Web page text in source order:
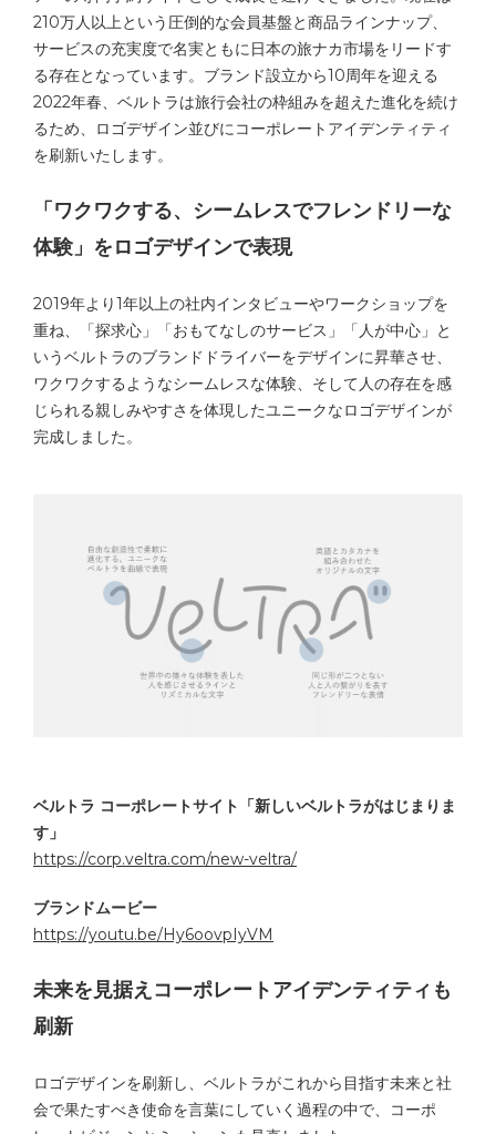
210万人以上という圧倒的な会員基盤と商品ラインナップ、
サービスの充実度で名実ともに日本の旅ナカ市場をリードす
る存在となっています。ブランド設立から10周年を迎える
2022年春、ベルトラは旅行会社の枠組みを超えた進化を続け
るため、ロゴデザイン並びにコーポレートアイデンティティ
を刷新いたします。
「ワクワクする、シームレスでフレンドリーな
体験」をロゴデザインで表現
2019年より1年以上の社内インタビューやワークショップを
重ね、「探求心」「おもてなしのサービス」「人が中心」と
いうベルトラのブランドドライバーをデザインに昇華させ、
ワクワクするようなシームレスな体験、そして人の存在を感
じられる親しみやすさを体現したユニークなロゴデザインが
完成しました。
ベルトラ コーポレートサイト「新しいベルトラがはじまりま
す」
https://corp.veltra.com/new-veltra/
ブランドムービー
https://youtu.be/Hy6oovpIyVM
未来を見据えコーポレートアイデンティティも
刷新
ロゴデザインを刷新し、ベルトラがこれから目指す未来と社
会で果たすべき使命を言葉にしていく過程の中で、コーポ